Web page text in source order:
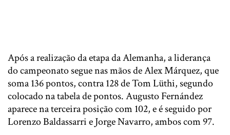
Após a realização da etapa da Alemanha, a liderança
do campeonato segue nas mãos de Alex Márquez, que
soma 136 pontos, contra 128 de Tom Lüthi, segundo
colocado na tabela de pontos. Augusto Fernández
aparece na terceira posição com 102, e é seguido por
Lorenzo Baldassarri e Jorge Navarro, ambos com 97.